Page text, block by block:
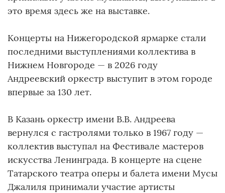
это время здесь же на выставке.
Концерты на Нижегородской ярмарке стали
последними выступлениями коллектива в
Нижнем Новгороде — в 2026 году
Андреевский оркестр выступит в этом городе
впервые за 130 лет.
В Казань оркестр имени В.В. Андреева
вернулся с гастролями только в 1967 году —
коллектив выступал на Фестивале мастеров
искусства Ленинграда. В концерте на сцене
Татарского театра оперы и балета имени Мусы
Джалиля принимали участие артисты